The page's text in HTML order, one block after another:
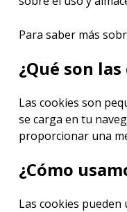
Para saber más
¿Qué son
Las cookies son
se carga en tu
proporcionar una
¿Cómo
Las cookies